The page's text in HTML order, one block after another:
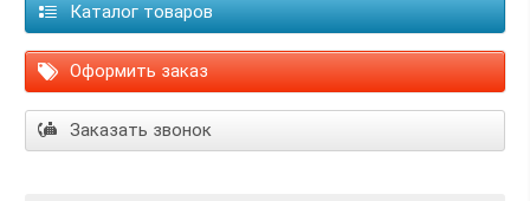
Каталог товаров
Оформить заказ
Заказать звонок